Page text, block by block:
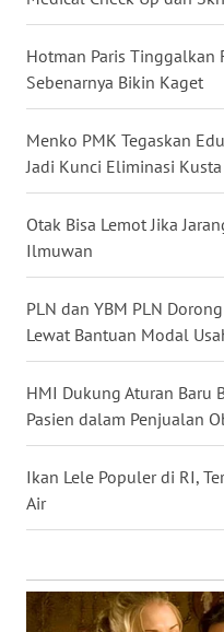
Hotman Paris Tinggalkan
Sebenarnya Bikin Kaget
Menko PMK Tegaskan
Jadi Kunci Eliminasi
Otak Bisa Lemot Jika
Ilmuwan
PLN dan YBM PLN
Lewat Bantuan Modal
HMI Dukung Aturan Baru
Pasien dalam Penjualan
Ikan Lele Populer di RI,
Air
WN
BABEL
WN
SUMBAR
WN
SUMSEL
WN
WN
JOGJA